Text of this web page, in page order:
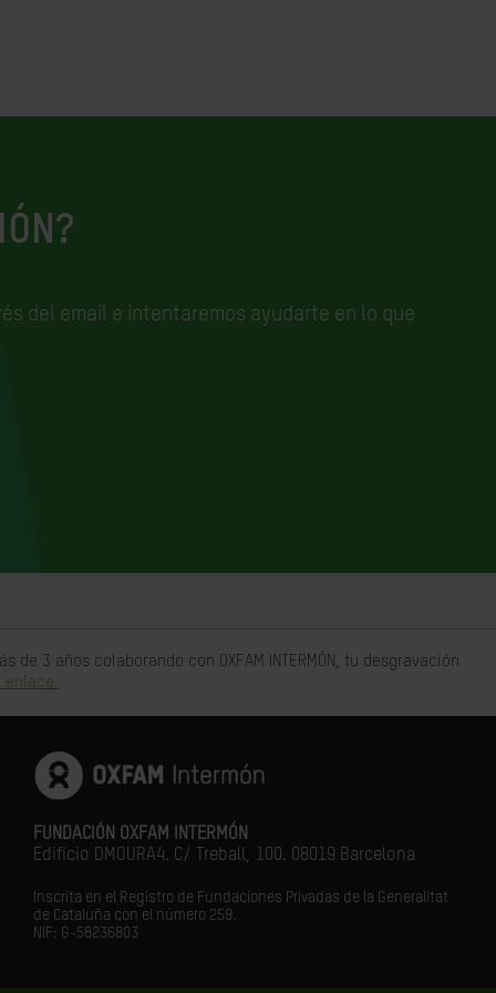
del email e intentaremos ayudarte en lo que
3 años colaborando con OXFAM INTERMÓN, tu desgravación
enlace.
FUNDACIÓN OXFAM INTERMÓN
Edificio DMOURA4. C/ Treball, 100. 08019 Barcelona
Inscrita en el Registro de Fundaciones Privadas de la Generalitat
de Cataluña con el número 259.
NIF: G-58236803